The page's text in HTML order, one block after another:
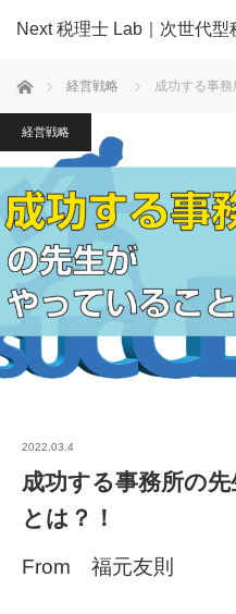
Next 税理士 Lab｜次世代型
ホーム 経営戦略 成功する事務
経営戦略
2022.03.4
成功する事務所の
とは？！
From 福元友則